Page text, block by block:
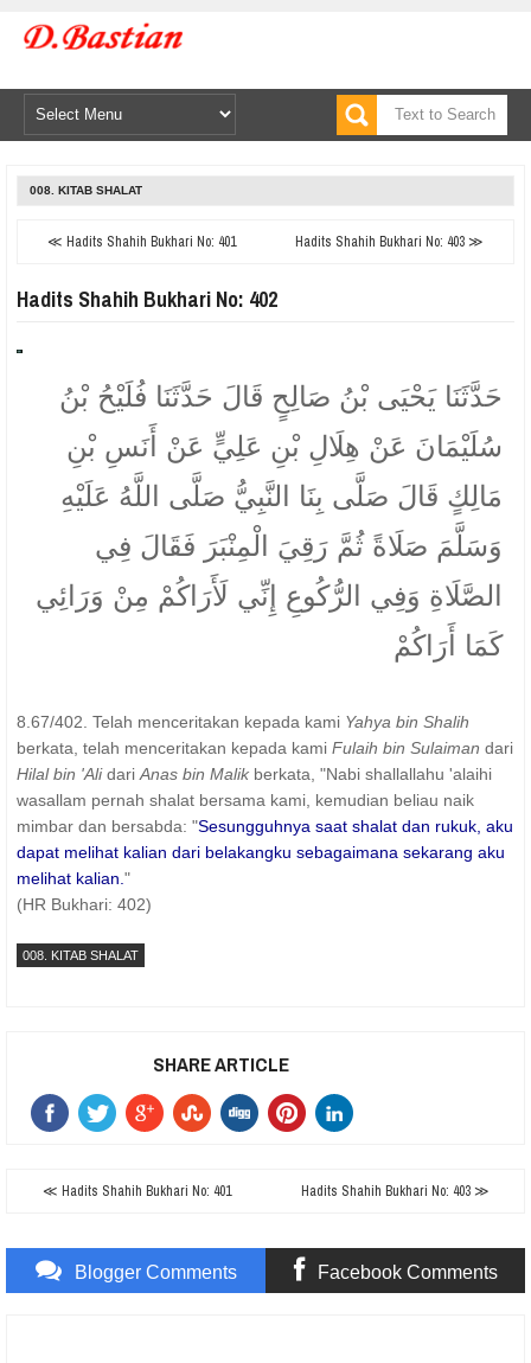
008. KITAB SHALAT
≪ Hadits Shahih Bukhari No: 401 Hadits Shahih Bukhari No: 403 ≫
Hadits Shahih Bukhari No: 402
حَدَّثَنَا يَحْيَى بْنُ صَالِحٍ قَالَ حَدَّثَنَا فُلَيْحُ بْنُ
سُلَيْمَانَ عَنْ هِلَالِ بْنِ عَلِيٍّ عَنْ أَنَسِ بْنِ
مَالِكٍ قَالَ صَلَّى بِنَا النَّبِيُّ صَلَّى اللَّهُ عَلَيْهِ
وَسَلَّمَ صَلَاةً ثُمَّ رَقِيَ الْمِنْبَرَ فَقَالَ فِي
الصَّلَاةِ وَفِي الرُّكُوعِ إِنِّي لَأَرَاكُمْ مِنْ وَرَائِي
كَمَا أَرَاكُمْ
8.67/402. Telah menceritakan kepada kami Yahya bin Shalih
berkata, telah menceritakan kepada kami Fulaih bin Sulaiman dari
Hilal bin 'Alidari Anas bin Malik berkata, "Nabi shallallahu 'alaihi
wasallam pernah shalat bersama kami, kemudian beliau naik
mimbar dan bersabda: "Sesungguhnya saat shalat dan rukuk, aku
dapat melihat kalian dari belakangku sebagaimana sekarang aku
melihat kalian. "
(HR Bukhari: 402)
008. KITAB SHALAT
SHARE ARTICLE
≪ Hadits Shahih Bukhari No: 401 Hadits Shahih Bukhari No: 403 ≫
Blogger Comments Facebook Comments